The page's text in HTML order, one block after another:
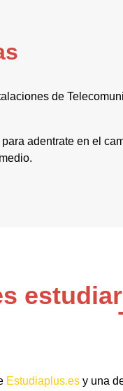
de
adentrate en el
Estudiaplus.esy una